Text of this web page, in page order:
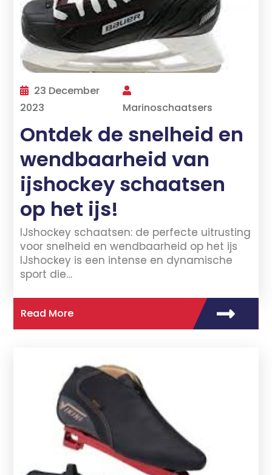
23 December
2023
Marinoschaatsers
Ontdek de snelheid en
wendbaarheid van
ijshockey schaatsen
op het ijs!
IJshockey schaatsen: de perfecte uitrusting
voor snelheid en wendbaarheid op het ijs
IJshockey is een intense en dynamische
sport die…
Read More